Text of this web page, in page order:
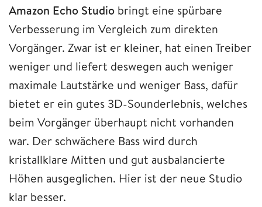
Amazon Echo Studio bringt eine spürbare
Verbesserung im Vergleich zum direkten
Vorgänger. Zwar ist er kleiner, hat einen Treiber
weniger und liefert deswegen auch weniger
maximale Lautstärke und weniger Bass, dafür
bietet er ein gutes 3D-Sounderlebnis, welches
beim Vorgänger überhaupt nicht vorhanden
war. Der schwächere Bass wird durch
kristallklare Mitten und gut ausbalancierte
Höhen ausgeglichen. Hier ist der neue Studio
klar besser.